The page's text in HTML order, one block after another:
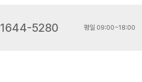
1644-5280 평일 09:00~18:00